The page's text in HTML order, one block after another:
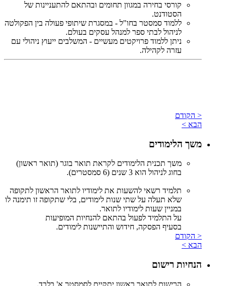
קורסי בחירה במגוון תחומים ובהתאם להתעניינות של
הסטודנט.
ללמוד סמסטר בחו"ל - במסגרת שיתופי פעולה בין הפקולטה
לניהול לבתי ספר למנהל עסקים בעולם.
ניתן ללמוד פרויקטים מעשיים - המשלבים ייעוץ ניהולי עם
עזרה לקהילה.
< הקודם
הבא >
משך הלימודים
משך תכנית הלימודים לקראת תואר בוגר (תואר ראשון)
בחוג לניהול הוא 3 שנים (6 סמסטרים
).
תלמיד רשאי להשעות את לימודיו לתואר הראשון לתקופה
שלא תעלה על שתי שנות לימודים, בלי שתקופה זו תימנה לו
במניין שעות לימודיו לתואר.
על התלמיד לפעול בהתאם להנחיות המופיעות
בסעיף הפסקה, חידוש והתיישנות לימודים.
< הקודם
הבא >
הנחיות רישום
הרישום לתואר ראשון יתקיים לסמסטר א' בלבד.